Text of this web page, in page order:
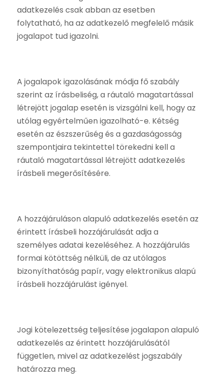
adatkezelés csak abban az esetben
folytatható, ha az adatkezelő megfelelő másik
jogalapot tud igazolni.
A jogalapok igazolásának módja fő szabály
szerint az írásbeliség, a ráutaló magatartással
létrejött jogalap esetén is vizsgálni kell, hogy az
utólag egyértelműen igazolható-e. Kétség
esetén az észszerűség és a gazdaságosság
szempontjaira tekintettel törekedni kell a
ráutaló magatartással létrejött adatkezelés
írásbeli megerősítésére.
A hozzájáruláson alapuló adatkezelés esetén az
érintett írásbeli hozzájárulását adja a
személyes adatai kezeléséhez. A hozzájárulás
formai kötöttség nélküli, de az utólagos
bizonyíthatóság papír, vagy elektronikus alapú
írásbeli hozzájárulást igényel.
Jogi kötelezettség teljesítése jogalapon alapuló
adatkezelés az érintett hozzájárulásától
független, mivel az adatkezelést jogszabály
határozza meg.